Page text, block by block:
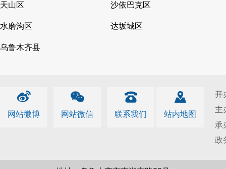
天山区 沙依巴克区
水磨沟区 达坂城区
乌鲁木齐县
网站微博 网站微信 联系我们 站内地图
开
主
承
政